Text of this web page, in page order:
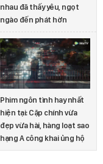
nhau đã thấy yêu, ngọt
ngào đến phát hờn
Phim ngôn tình hay nhất
hiện tại: Cặp chính vừa
đẹp vừa hài, hàng loạt sao
hạng A công khai ủng hộ